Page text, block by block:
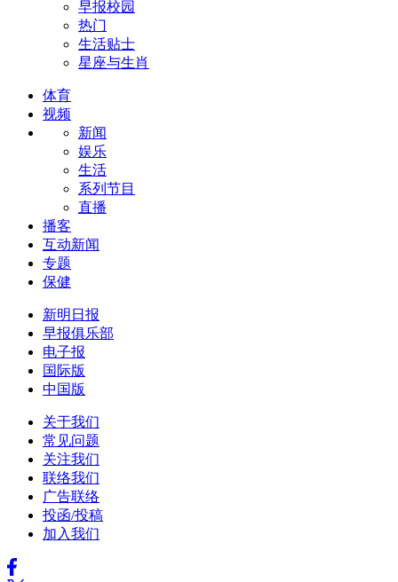
早报校园
热门
生活贴士
星座与生肖
体育
视频
新闻
娱乐
生活
系列节目
直播
播客
互动新闻
专题
保健
新明日报
早报俱乐部
电子报
国际版
中国版
关于我们
常见问题
关注我们
联络我们
广告联络
投函/投稿
加入我们